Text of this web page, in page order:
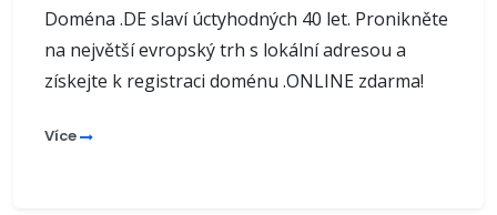
Doména .DE slaví úctyhodných 40 let. Pronikněte
na největší evropský trh s lokální adresou a
získejte k registraci doménu .ONLINE zdarma!
Více